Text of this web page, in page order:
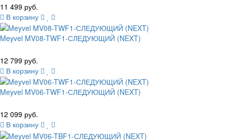
11 499 руб.
В корзину
Meyvel MV08-TWF1-СЛЕДУЮЩИЙ (NEXT)
12 799 руб.
В корзину
Meyvel MV06-TWF1-СЛЕДУЮЩИЙ (NEXT)
12 099 руб.
В корзину